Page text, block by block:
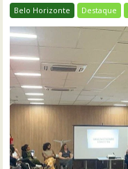
Belo Horizonte Destaque